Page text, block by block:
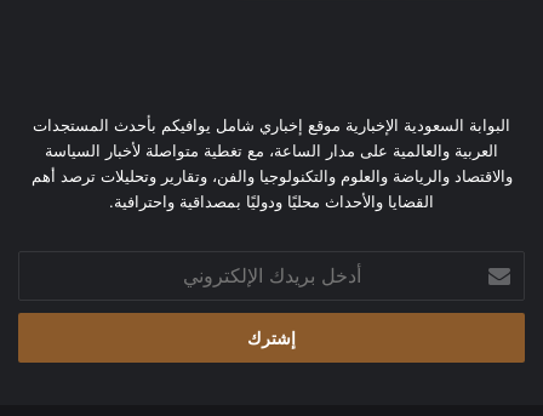
البوابة السعودية الإخبارية موقع إخباري شامل يوافيكم بأحدث المستجدات
العربية والعالمية على مدار الساعة، مع تغطية متواصلة لأخبار السياسة
والاقتصاد والرياضة والعلوم والتكنولوجيا والفن، وتقارير وتحليلات ترصد أهم
القضايا والأحداث محليًا ودوليًا بمصداقية واحترافية.
بريدك
الإلكتروني